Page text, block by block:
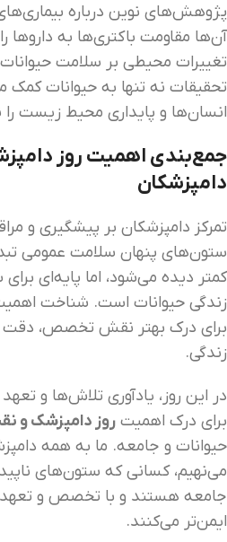
پژوهش‌های نوین درباره
آن‌ها مقاومت باکتری‌ها به داروها
تغییرات محیطی بر سلامت
تحقیقات نه تنها به حیوانات
انسان‌ها و پایداری محیط زیست را
جمع‌بندی اهمیت روز
دامپزشکان
تمرکز دامپزشکان بر پیشگیری و
ستون‌های پنهان سلامت عمومی
کمتر دیده می‌شود، اما پایه‌ای
زندگی حیوانات است. شناخت
برای درک بهتر نقش تخصص، دقت
زندگی.
در این روز، یادآوری تلاش‌ها و
برای درک اهمیت روز دامپزشک و
حیوانات و جامعه. ما به همه
می‌نهیم، کسانی که ستون‌های
جامعه هستند و با تخصص و تعهد
ایمن‌تر می‌کنند.